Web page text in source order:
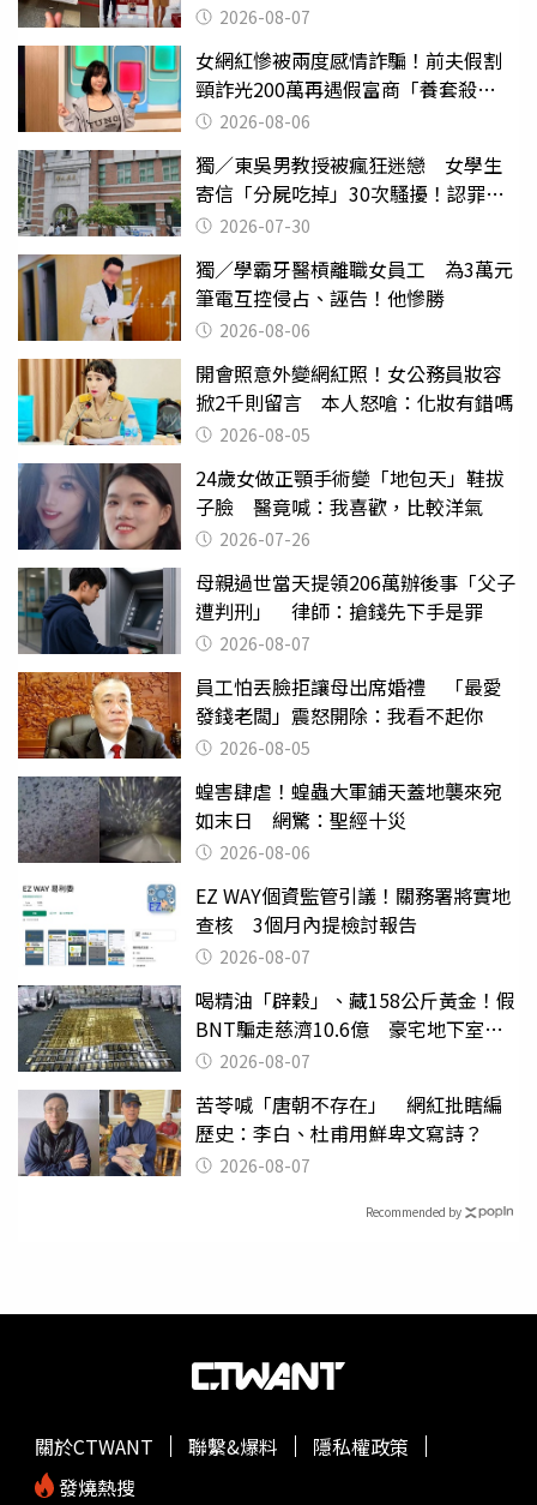
2026-08-07
女網紅慘被兩度感情詐騙！前夫假割
頸詐光200萬再遇假富商「養套殺
2000萬」
2026-08-06
獨／東吳男教授被瘋狂迷戀 女學生
寄信「分屍吃掉」30次騷擾！認罪免
關 2026-07-30
獨／學霸牙醫槓離職女員工 為3萬元
筆電互控侵占、誣告！他慘勝
2026-08-06
開會照意外變網紅照！女公務員妝容
掀2千則留言 本人怒嗆：化妝有錯嗎
2026-08-05
24歲女做正顎手術變「地包天」鞋拔
子臉 醫竟喊：我喜歡，比較洋氣
2026-07-26
母親過世當天提領206萬辦後事「父子
遭判刑」 律師：搶錢先下手是罪
2026-08-07
員工怕丟臉拒讓母出席婚禮 「最愛
發錢老闆」震怒開除：我看不起你
2026-08-05
蝗害肆虐！蝗蟲大軍鋪天蓋地襲來宛
如末日 網驚：聖經十災
2026-08-06
EZ WAY個資監管引議！關務署將實地
查核 3個月內提檢討報告
2026-08-07
喝精油「辟穀」、藏158公斤黃金！假
BNT騙走慈濟10.6億 豪宅地下室竟
挖出乾鮑金庫
2026-08-07
苦苓喊「唐朝不存在」 網紅批瞎編
歷史：李白、杜甫用鮮卑文寫詩？
2026-08-07
Recommended by
關於CTWANT 聯繫&爆料
隱私權政策
發燒熱搜